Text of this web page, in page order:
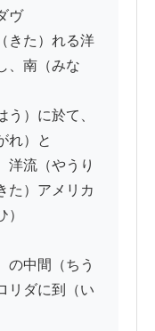
ヴ
きた）れる洋
、南（みな
）に於て、
れ）と
洋流（やうり
た）アメリカ
の中間（ちう
リダに到（い